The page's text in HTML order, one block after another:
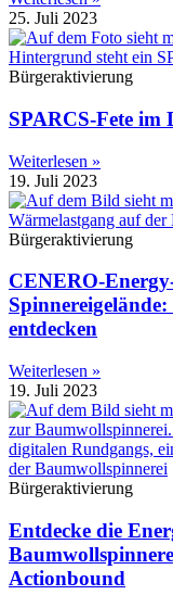
25. Juli 2023
Bürgeraktivierung
SPARCS-Fete im
Weiterlesen »
19. Juli 2023
Bürgeraktivierung
CENERO-
entdecken
Weiterlesen »
19. Juli 2023
Bürgeraktivierung
Entdecke die
Actionbound